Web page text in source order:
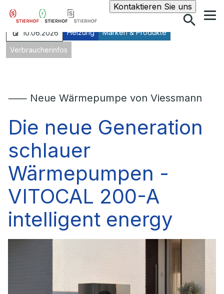
Kontaktieren Sie unsSuche
10.06.2026 Heizung Marken & Produkte
Verbraucherinfos
⸺ Neue Wärmepumpe von Viessmann
Die neue Generation
schlauer
Wärmepumpen -
VITOCAL 200-A
intelligent energy